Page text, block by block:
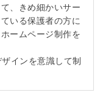
、きめ細かいサー
いる保護者の方に
ームページ制作を
インを意識して制